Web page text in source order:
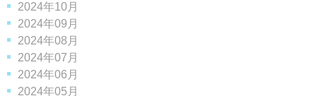
2024年10月
2024年09月
2024年08月
2024年07月
2024年06月
2024年05月